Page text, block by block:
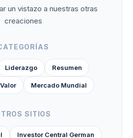
un vistazo a nuestras otras
creaciones
Liderazgo Resumen
Mercado Mundial
SITIOS
Investor Central German